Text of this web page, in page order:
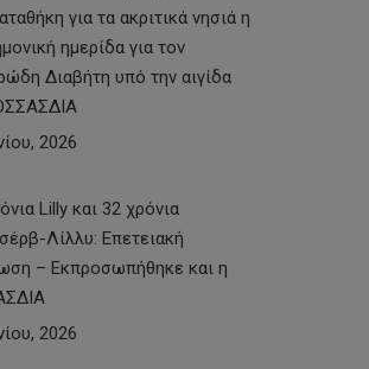
για τα ακριτικά νησιά η
ημερίδα για τον
Διαβήτη υπό την αιγίδα
2026
Lilly και 32 χρόνια
Λίλλυ: Eπετειακή
– Εκπροσωπήθηκε και η
2026